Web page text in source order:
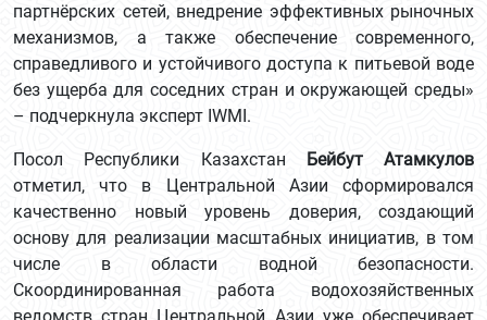
партнёрских сетей, внедрение эффективных рыночных
механизмов, а также обеспечение современного,
справедливого и устойчивого доступа к питьевой воде
без ущерба для соседних стран и окружающей среды»
– подчеркнула эксперт IWMI.
Посол Республики Казахстан Бейбут Атамкулов
отметил, что в Центральной Азии сформировался
качественно новый уровень доверия, создающий
основу для реализации масштабных инициатив, в том
числе в области водной безопасности.
Скоординированная работа водохозяйственных